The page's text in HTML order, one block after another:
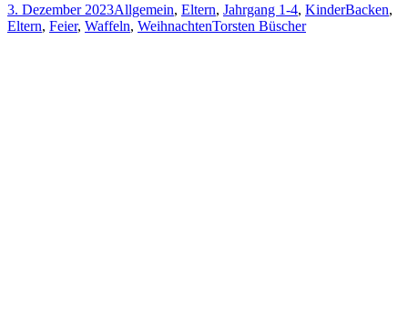
3. Dezember 2023Allgemein, Eltern, Jahrgang 1-4, KinderBacken,
Eltern, Feier, Waffeln, WeihnachtenTorsten Büscher